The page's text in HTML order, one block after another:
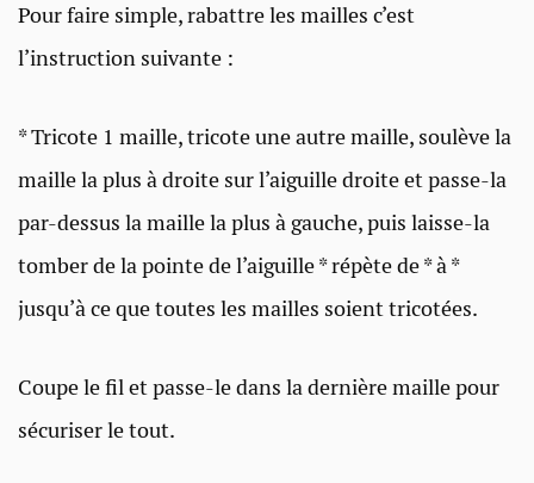
Pour faire simple, rabattre les mailles c’est
l’instruction suivante :
* Tricote 1 maille, tricote une autre maille, soulève la
maille la plus à droite sur l’aiguille droite et passe-la
par-dessus la maille la plus à gauche, puis laisse-la
tomber de la pointe de l’aiguille * répète de * à *
jusqu’à ce que toutes les mailles soient tricotées.
Coupe le fil et passe-le dans la dernière maille pour
sécuriser le tout.